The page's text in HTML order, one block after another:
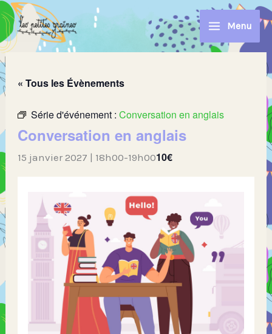
Aller
au
contenu
Menu
« Tous les Évènements
Série d'événement :Conversation en anglais
Conversation en anglais
15 janvier 2027 | 18h00-19h0010€